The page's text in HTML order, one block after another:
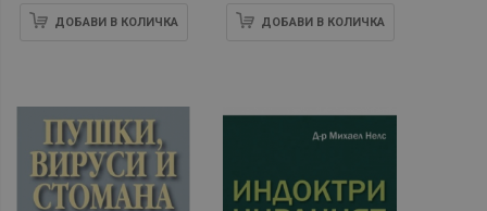
ДОБАВИ В КОЛИЧКА ДОБАВИ В КОЛИЧКА